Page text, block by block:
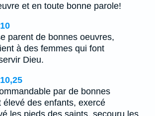
et en toute bonne parole!
parent de bonnes oeuvres,
à des femmes qui font
Dieu.
par de bonnes
élevé des enfants, exercé
les pieds des saints, secouru les